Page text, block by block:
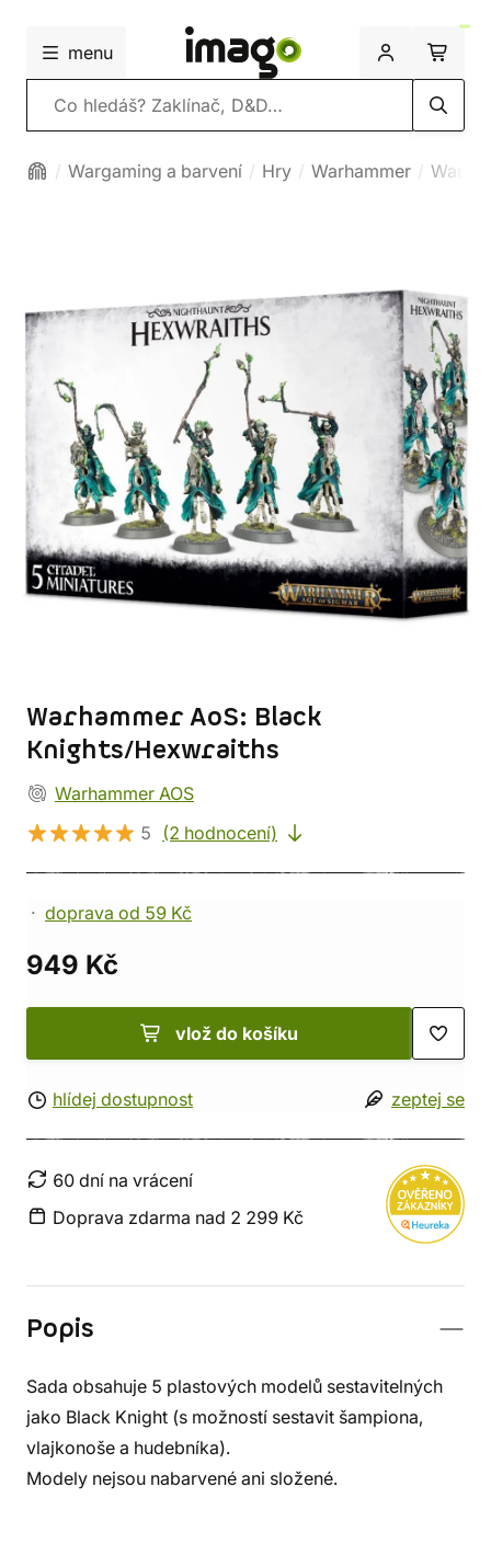
menu
Vyhledávání
Wargaming a barvení Hry Warhammer
Warhammer AoS: Black
Knights/Hexwraiths
Warhammer AOS
5
(2 hodnocení)
doprava od 59 Kč
949 Kč
vlož do košíku
hlídej dostupnost zeptej se
60 dní na vrácení
Doprava zdarma nad 2 299 Kč
Popis
Sada obsahuje 5 plastových modelů sestavitelných
jako Black Knight (s možností sestavit šampiona,
vlajkonoše a hudebníka).
Modely nejsou nabarvené ani složené.